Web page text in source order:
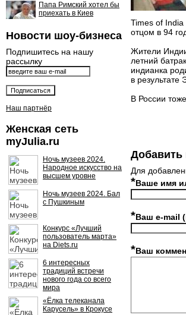
Папа Римский хотел бы
приехать в Киев
Новости шоу-бизнеса
Подпишитесь на нашу
рассылку
Наш партнёр
Женская сеть
myJulia.ru
Ночь музеев 2024.
Народное искусство на
высшем уровне
Ночь музеев 2024. Бал
с Пушкиным
Конкурс «Лучший
пользователь марта»
на Diets.ru
6 интересных
традиций встречи
нового года со всего
мира
«Ёлка телеканала
Карусель» в Крокусе
Times of
отцом в 94
Жители
летний
индианка
в результате
В России
Добавить
Для
*Ваше имя
*Ваш e-mail
*Ваш